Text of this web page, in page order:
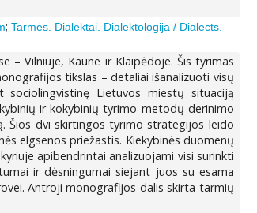
;Tarmės. Dialektai. Dialektologija / Dialects.
– Vilniuje, Kaune ir Klaipėdoje. Šis tyrimas
tikslas – detaliai išanalizuoti visų
Lietuvos miestų situaciją
ir kokybinių tyrimo metodų derinimo
Šios dvi skirtingos tyrimo strategijos leido
elgsenos priežastis. Kiekybinės duomenų
apibendrintai analizuojami visi surinkti
ir dėsningumai siejant juos su esama
Antroji monografijos dalis skirta tarmių